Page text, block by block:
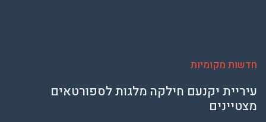
חדשות מקומיות
עיריית יקנעם חילקה מלגות לספורטאים
מצטיינים